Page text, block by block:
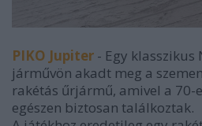
PIKO Jupiter - Egy klasszikus
járművön akadt meg a
rakétás űrjármű, amivel a 70-
egészen biztosan találkoztak.